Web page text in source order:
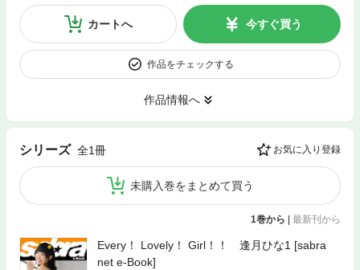
カートへ 今すぐ買う
作品をチェックする
作品情報へ
シリーズ 全1冊 お気に入り登録
未購入巻をまとめて買う
1巻から 最新刊から
Every！ Lovely！ Girl！！ 逢月ひな1 [sabra
net e-Book]